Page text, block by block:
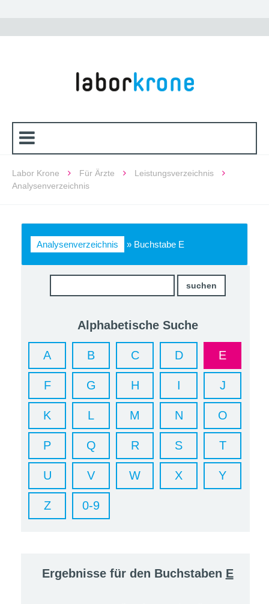
Labor Krone Für Ärzte
Leistungsverzeichnis
Analysenverzeichnis
Analysenverzeichnis » Buchstabe E
Alphabetische Suche
A B C D E
F G H I J
K L M N O
P Q R S T
U V W X Y
Z 0-9
Ergebnisse für den Buchstaben E